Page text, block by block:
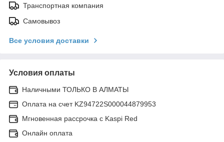
Транспортная компания
Самовывоз
Все условия доставки
Условия оплаты
Наличными ТОЛЬКО В АЛМАТЫ
Оплата на счет KZ94722S000044879953
Мгновенная рассрочка с Kaspi Red
Онлайн оплата